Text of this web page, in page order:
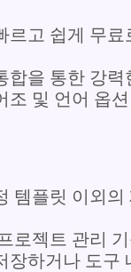
르고 쉽게 무료
합을 통한 강력
조 및 언어 옵션
템플릿 이외
로젝트 관리
장하거나 도구